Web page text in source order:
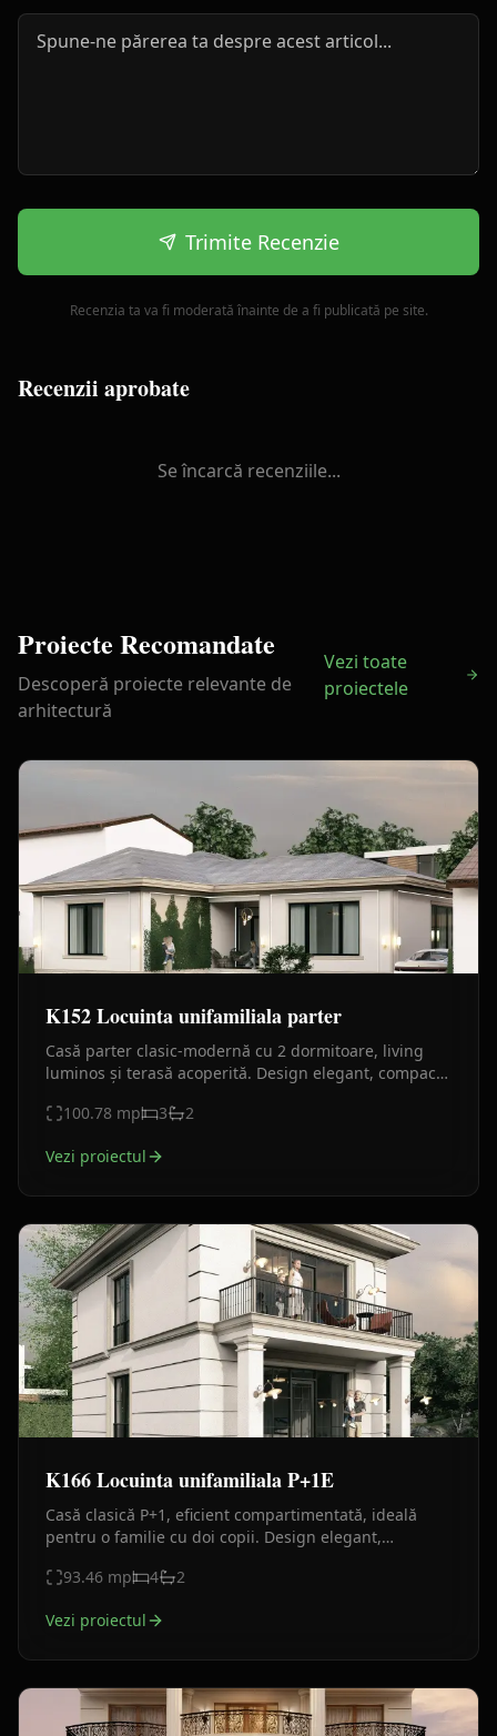
Trimite Recenzie
Recenzia ta va fi moderată înainte de a fi publicată pe site.
Recenzii aprobate
Se încarcă recenziile...
Proiecte Recomandate
Descoperă proiecte relevante de
arhitectură
Vezi toate
proiectele
K152 Locuinta unifamiliala parter
Casă parter clasic-modernă cu 2 dormitoare, living
luminos și terasă acoperită. Design elegant, compact
100.78 mp 3 2
Vezi proiectul
K166 Locuinta unifamiliala P+1E
Casă clasică P+1, eficient compartimentată, ideală
pentru o familie cu doi copii. Design elegant,
93.46 mp 4 2
Vezi proiectul